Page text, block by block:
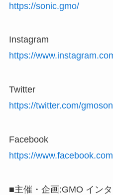
https://sonic.gmo/
Instagram
https://
Twitter
https://twitter.com/
Facebook
https://
■主催・企画:GMO イン